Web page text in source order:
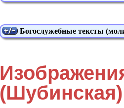
Богослужебные тексты
(Шубинская)